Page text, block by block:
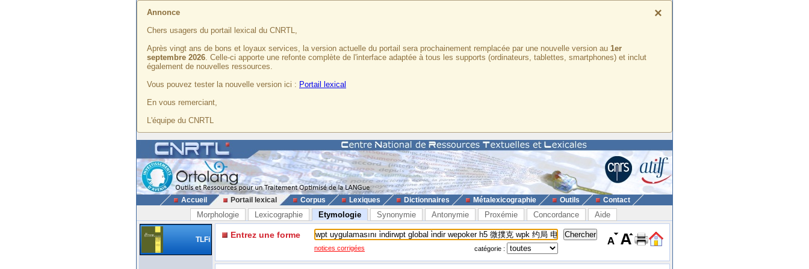
×
Annonce
Chers usagers du portail lexical du CNRTL,
Après vingt ans de bons et loyaux services, la version actuelle du portail sera prochainement remplacée par une nouvelle version au 1er
septembre 2026. Celle-ci apporte une refonte complète de l'interface adaptée à tous les supports (ordinateurs, tablettes, smartphones) et inclut
également de nouvelles ressources.
Vous pouvez tester la nouvelle version ici : Portail lexical
En vous remerciant,
L'équipe du CNRTL
Accueil Portail lexical Corpus Lexiques Dictionnaires Métalexicographie Outils Contact
Morphologie Lexicographie Etymologie Synonymie Antonymie Proxémie Concordance Aide
TLFi Entrez une forme
notices corrigées catégorie :